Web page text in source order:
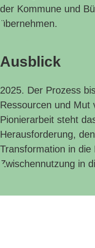
der Kommune und
übernehmen.
Ausblick
2025. Der Prozess
Ressourcen und Mut
Pionierarbeit steht
Herausforderung,
Transformation in
Zwischennutzung in